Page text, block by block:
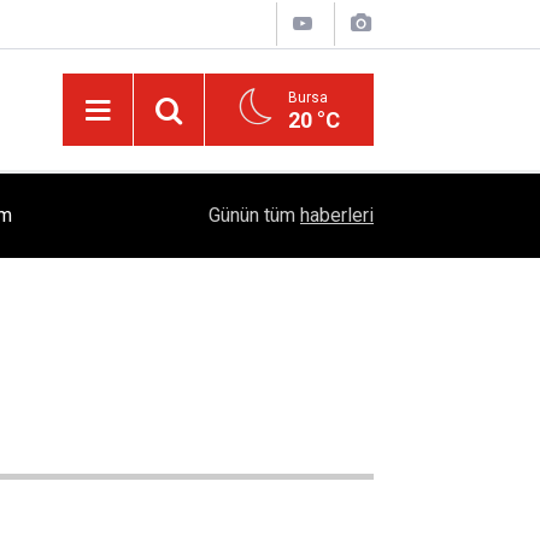
Bursa
20 °C
Öngörüyor?
Günün tüm haberleri